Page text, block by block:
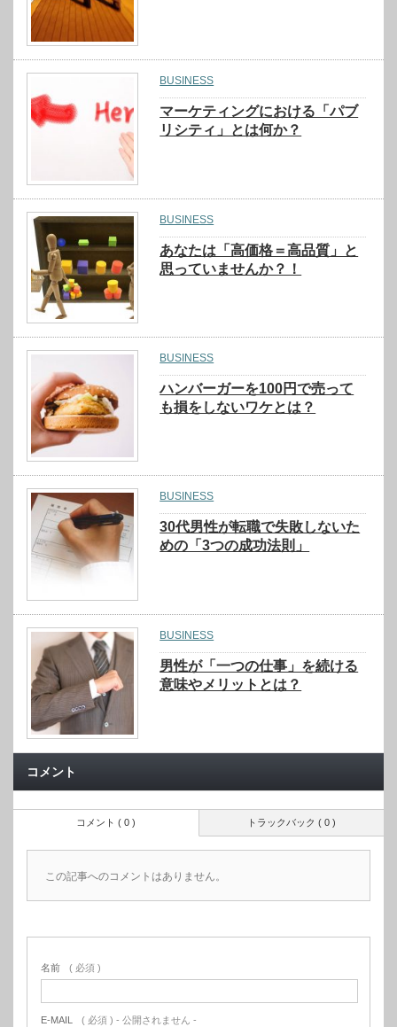
BUSINESS
マーケティングにおける「パブ
リシティ」とは何か？
BUSINESS
あなたは「高価格＝高品質」と
思っていませんか？！
BUSINESS
ハンバーガーを100円で売って
も損をしないワケとは？
BUSINESS
30代男性が転職で失敗しないた
めの「3つの成功法則」
BUSINESS
男性が「一つの仕事」を続ける
意味やメリットとは？
コメント
トラックバック ( 0 )
コメント ( 0 )
この記事へのコメントはありません。
名前 ( 必須 )
E-MAIL ( 必須 ) - 公開されません -